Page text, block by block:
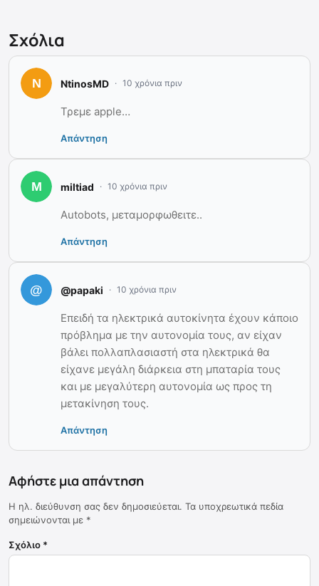
Σχόλια
NtinosMD 10 χρόνια πριν
Τρεμε apple…
Απάντηση
miltiad 10 χρόνια πριν
Autobots, μεταμορφωθειτε..
Απάντηση
@papaki 10 χρόνια πριν
Επειδή τα ηλεκτρικά αυτοκίνητα έχουν κάποιο
πρόβλημα με την αυτονομία τους, αν είχαν
βάλει πολλαπλασιαστή στα ηλεκτρικά θα
είχανε μεγάλη διάρκεια στη μπαταρία τους
και με μεγαλύτερη αυτονομία ως προς τη
μετακίνηση τους.
Απάντηση
Αφήστε μια απάντηση
Η ηλ. διεύθυνση σας δεν δημοσιεύεται. Τα υποχρεωτικά πεδία
σημειώνονται με *
Σχόλιο *